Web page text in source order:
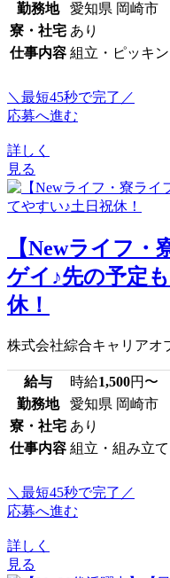
勤務地
愛知県 岡崎市
寮・社宅 あり
仕事内容 組立・ピッキ
＼最短45秒で完了／
応募へ進む
詳しく
見る
【Newライフ
ゲイ♪先の予定
休！
株式会社綜合キャリアオ
給与 時給1,500円〜
勤務地
愛知県 岡崎市
寮・社宅 あり
仕事内容 組立・組み立
＼最短45秒で完了／
応募へ進む
詳しく
見る